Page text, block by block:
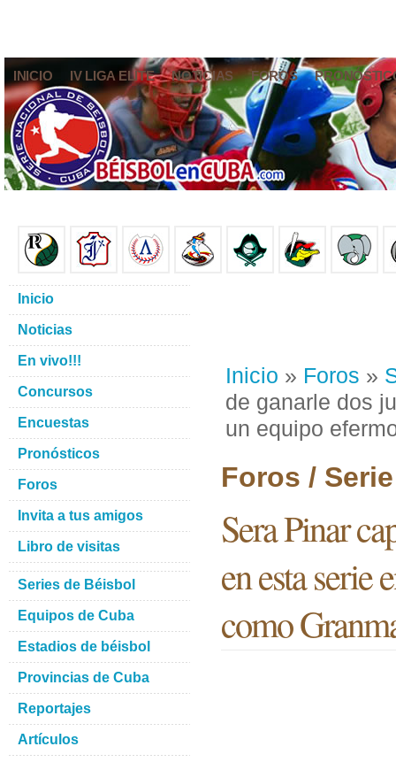
INICIO IV LIGA ELITE NOTICIAS FOROS
Inicio » Foros »
de ganarle dos
un equipo
Foros /
Sera Pinar
en esta serie
como
Inicio
Noticias
En vivo!!!
Concursos
Encuestas
Pronósticos
Foros
Invita a tus amigos
Libro de visitas
Series de Béisbol
Equipos de Cuba
Estadios de béisbol
Provincias de Cuba
Reportajes
Artículos